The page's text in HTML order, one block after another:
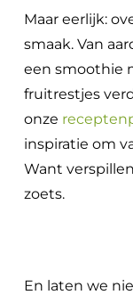
Maar eerlijk:
smaak. Van
een smoothie
fruitrestjes
onze
inspiratie om
Want
zoets.
En laten we